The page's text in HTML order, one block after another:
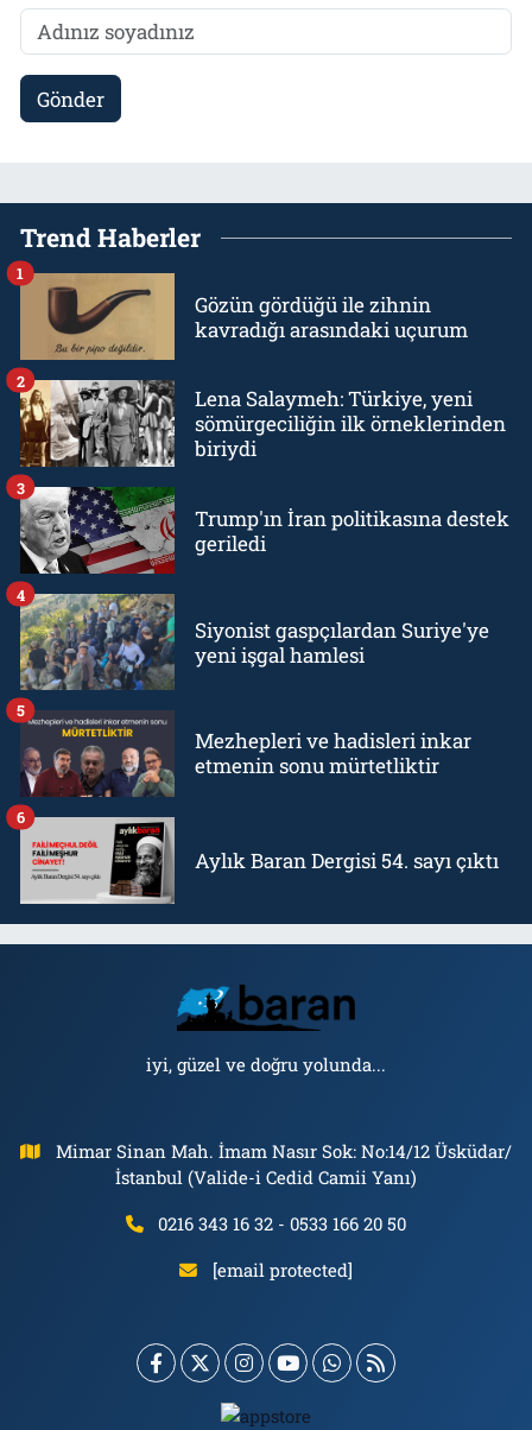
Gönder
Trend Haberler
Gözün gördüğü ile zihnin
kavradığı arasındaki uçurum
1
Lena Salaymeh: Türkiye, yeni
sömürgeciliğin ilk örneklerinden
biriydi
2
Trump'ın İran politikasına destek
geriledi
3
Siyonist gaspçılardan Suriye'ye
yeni işgal hamlesi
4
Mezhepleri ve hadisleri inkar
etmenin sonu mürtetliktir
5
Aylık Baran Dergisi 54. sayı çıktı
6
iyi, güzel ve doğru yolunda...
Mimar Sinan Mah. İmam Nasır Sok: No:14/12 Üsküdar/
İstanbul (Valide-i Cedid Camii Yanı)
0216 343 16 32 - 0533 166 20 50
[email protected]